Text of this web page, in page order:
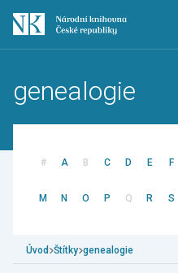
genealogie
# A B C D E F
M N O P Q R S
Úvod Štítky genealogie